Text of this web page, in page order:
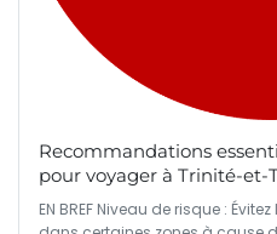
Recommandations
pour voyager à Trinité-et-
EN BREF Niveau de risque :